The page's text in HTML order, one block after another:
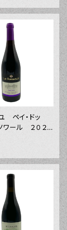
ペイ・ドッ
ワール ２０２４